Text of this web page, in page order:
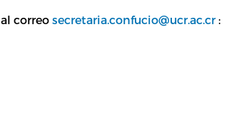
correo secretaria.confucio@ucr.ac.cr: